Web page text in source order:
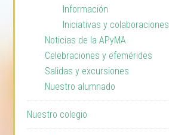
Información
Iniciativas y colaboraciones
Noticias de la APyMA
Celebraciones y efemérides
Salidas y excursiones
Nuestro alumnado
Nuestro colegio